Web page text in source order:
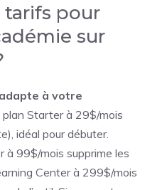
tarifs pour
sur
à votre
plan Starter à 29$/mois
idéal pour débuter.
à 99$/mois supprime les
Center à 299$/mois